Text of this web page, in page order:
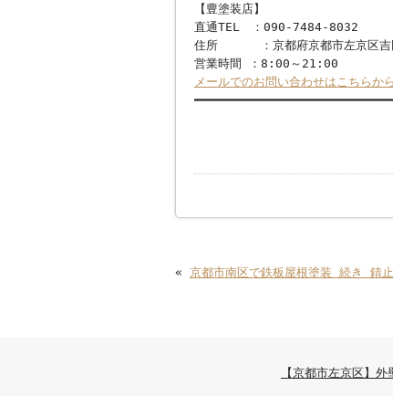
【豊塗装店】
直通TEL ：090-7484-8032
住所 ：京都府京都市左京区吉
営業時間 ：8:00～21:00
メールでのお問い合わせはこちらか
« 京都市南区で鉄板屋根塗装 続き 錆
【京都市左京区】